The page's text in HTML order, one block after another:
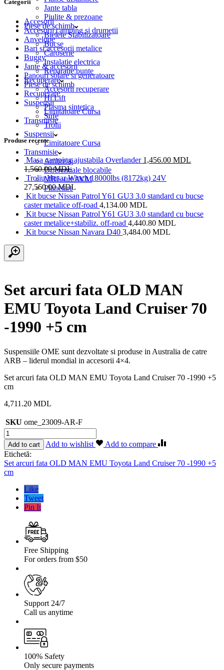
Jante tabla
Piulite & prezoane
Piese de schimb
Bielete Stabilizatoare
Bucse
Caroserie
Instalatie electrica
Reparatie punte
Recuperare
Accesorii recuperare
Hi Lift
Plasma sintetica
Sufe
Trolii
Suspensii
Limitatoare Cursa
Transmisie
Ambreiaj
Diferentiale blocabile
MRL-uri AVM
Planetare
Categorii
Accesorii
Accesorii camping si drumetii
Anvelope
Bari si accesorii metalice
Buggy
Jante & accesorii
Panouri solare si generatoare
Piese de schimb
Recuperare
Suspensii
Limitatoare Cursa
Transmisie
Produse recente
Masa camping ajustabila Overlander 1,456.00 MDL
1,560.00MDL
Troliu Husar Winch 18000lbs (8172kg) 24V
27,560.00MDL
Kit bucse Nissan Patrol Y61 GU3 3.0 standard cu bucse
caster metalice off-road 4,134.00 MDL
Kit bucse Nissan Patrol Y61 GU3 3.0 standard cu bucse
caster metalice+stabiliz. off-road 4,440.80 MDL
Kit bucse Nissan Navara D40 3,484.00 MDL
Set arcuri fata OLD MAN
EMU Toyota Land Cruiser 70
-1990 +5 cm
Suspensiile OME sunt dezvoltate si produse in Australia de catre
ARB – liderul mondial in accesorii 4×4.
Set arcuri fata OLD MAN EMU Toyota Land Cruiser 70 -1990 +5
cm
4,711.20 MDL
SKU ome_23009-AR-F
Cantitate
Set
arcuri
fata
OLD
MAN
Toyota
Cruiser
Add to cart Add to wishlist
Add to compare
Etichetă:
Set arcuri fata OLD MAN EMU Toyota Land Cruiser 70 -1990 +5
cm
Like
Tweet
Pin It
Free Shipping
For orders from $50
Support 24/7
Call us anytime
100% Safety
Only secure payments